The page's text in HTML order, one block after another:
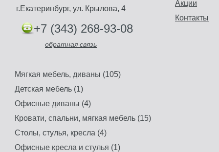
заказ
Купить
бежевый
Цена: 6743 руб.
Акции
Контакты
г.Екатеринбург, ул. Крылова, 4
+7 (343) 268-93-08
обратная связь
Мягкая мебель, диваны (105)
Детская мебель (1)
Офисные диваны (4)
Кровати, спальни, мягкая мебель (15)
Столы, стулья, кресла (4)
Офисные кресла и стулья (1)